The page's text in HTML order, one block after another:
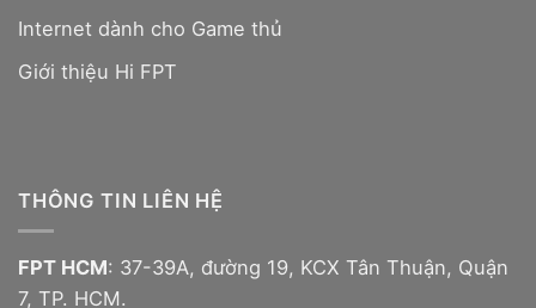
Internet dành cho Game thủ
Giới thiệu Hi FPT
THÔNG TIN LIÊN HỆ
FPT HCM: 37-39A, đường 19, KCX Tân Thuận, Quận
7, TP. HCM.